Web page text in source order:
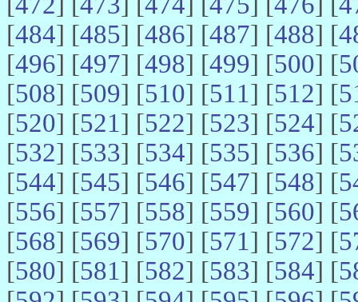
[484] [485] [486] [487] [488] [
[496] [497] [498] [499] [500] [
[508] [509] [510] [511] [512] [
[520] [521] [522] [523] [524] [
[532] [533] [534] [535] [536] [
[544] [545] [546] [547] [548] [
[556] [557] [558] [559] [560] [
[568] [569] [570] [571] [572] [
[580] [581] [582] [583] [584] [